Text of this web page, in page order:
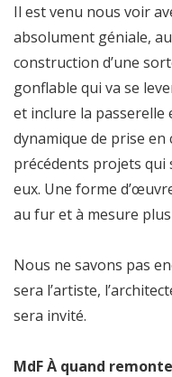
Il est venu nous voir
absolument géniale,
construction d’une
gonflable qui va se
et inclure la passerelle
dynamique de prise en
précédents projets
eux. Une forme
au fur et à mesure
Nous ne savons pas
sera l’artiste,
sera invité.
MdF À quand